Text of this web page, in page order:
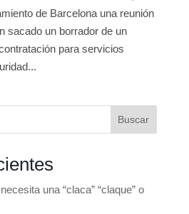
de Barcelona una reunión
sacado un borrador de un
para servicios
Buscar
una “claca” “claque” o